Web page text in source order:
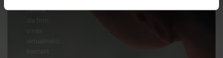
cennik
o nas
aktualności
kontakt